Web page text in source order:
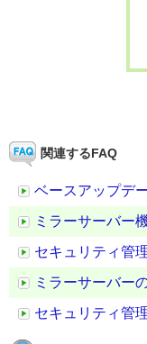
関連するFAQ
ベースアップデ
ミラーサーバー
セキュリティ管
ミラーサーバー
セキュリティ管